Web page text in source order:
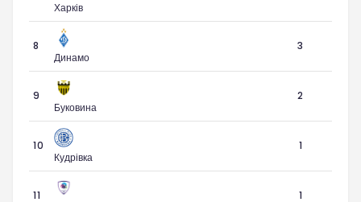
Харків
8
Динамо
3
9
Буковина
2
10
Кудрівка
1
11
1